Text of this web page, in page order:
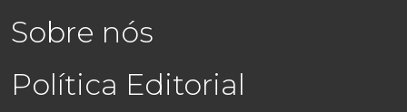
Sobre nós
Política Editorial